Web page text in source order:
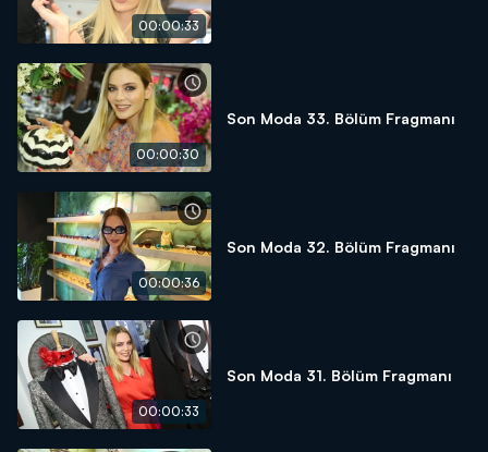
00:00:33
00:00:30
Son Moda 33. Bölüm Fragmanı
00:00:36
Son Moda 32. Bölüm Fragmanı
00:00:33
Son Moda 31. Bölüm Fragmanı